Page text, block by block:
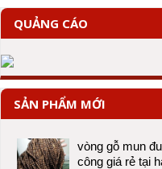
QUẢNG CÁO
SẢN PHẨM MỚI
vòng gỗ mun
công giá rẻ tại